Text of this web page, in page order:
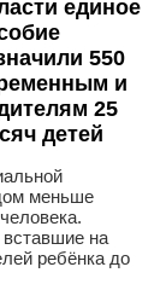
единое
550
и
25
детей
меньше
на
ребёнка до